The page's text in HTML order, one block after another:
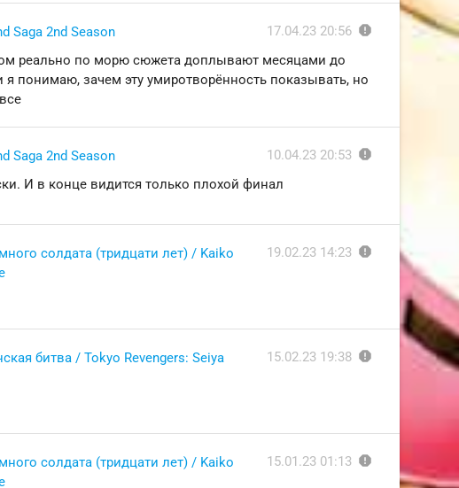
17.04.23 20:56 report
Saga 2nd Season
реально по морю сюжета доплывают месяцами до
понимаю, зачем эту умиротворённость показывать, но
10.04.23 20:53 report
Saga 2nd Season
И в конце видится только плохой финал
19.02.23 14:23 report
солдата (тридцати лет) / Kaiko
15.02.23 19:38 report
битва / Tokyo Revengers: Seiya
15.01.23 01:13 report
солдата (тридцати лет) / Kaiko